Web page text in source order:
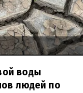
воды
людей по